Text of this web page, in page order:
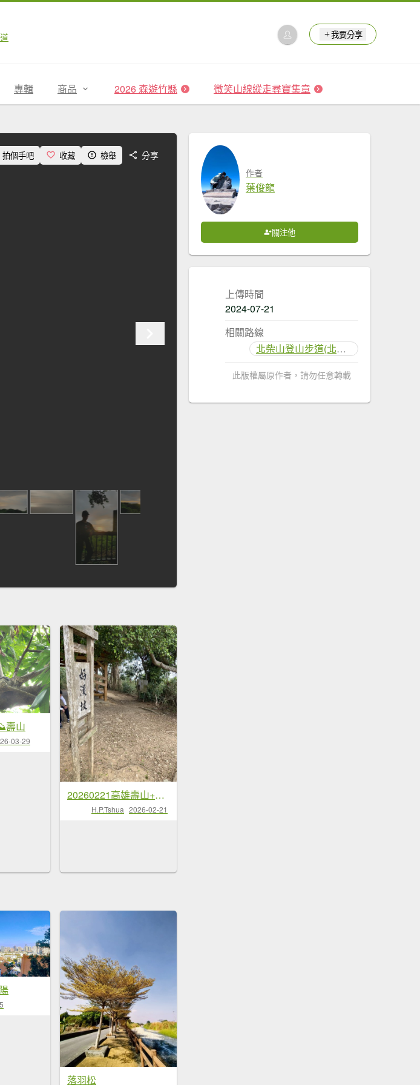
我要分享
專輯 商品 2026 森遊竹縣 微笑山線縱走尋寶集章
拍個手吧 收藏 檢舉 分享
壽山
03-29
20260221高雄壽山+愛河灣
H.P.Tshua 2026-02-21
落羽松
作者
葉俊龍
關注他
上傳時間
2024-07-21
相關路線
北柴山登山步道(北壽山)
此版權屬原作者，請勿任意轉載